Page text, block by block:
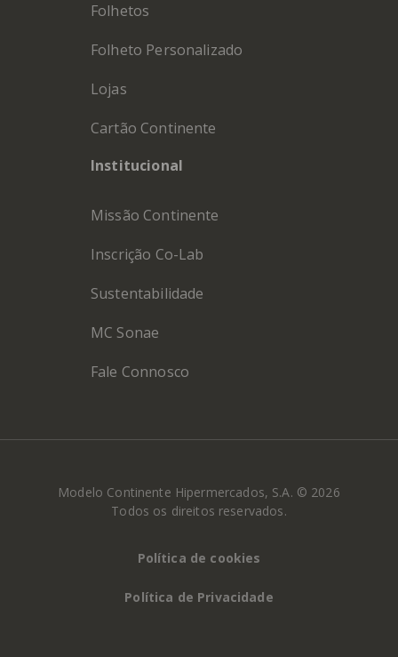
Folhetos
Folheto Personalizado
Lojas
Cartão Continente
Institucional
Missão Continente
Inscrição Co-Lab
Sustentabilidade
MC Sonae
Fale Connosco
Modelo Continente Hipermercados, S.A. © 2026
Todos os direitos reservados.
Política de cookies
Política de Privacidade